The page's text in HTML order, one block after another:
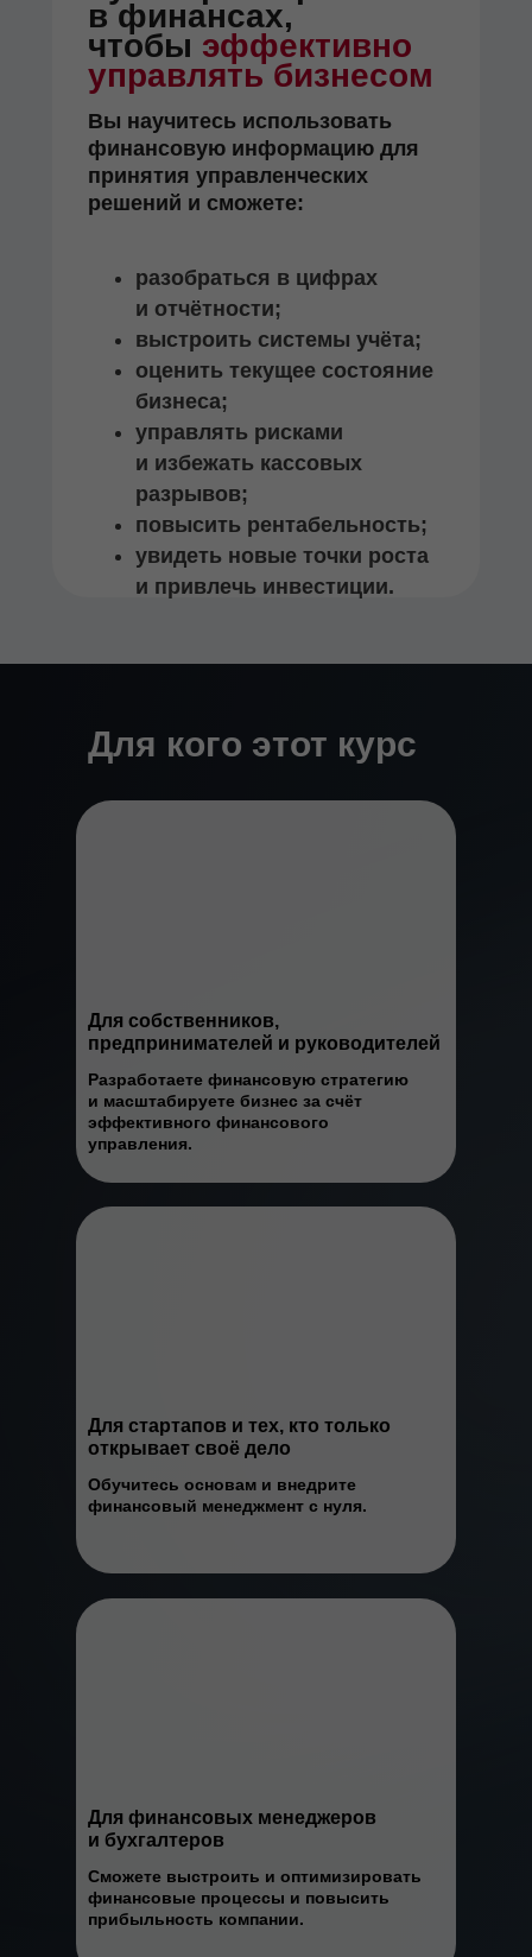
в финансах,
чтобы эффективно
управлять бизнесом
Вы научитесь использовать
финансовую информацию для
принятия управленческих
решений и сможете:
разобраться в цифрах
и отчётности;
выстроить системы учёта;
оценить текущее состояние
бизнеса;
управлять рисками
и избежать кассовых
разрывов;
повысить рентабельность;
увидеть новые точки роста
и привлечь инвестиции.
Для кого этот курс
Для собственников,
предпринимателей и руководителей
Разработаете финансовую стратегию
и масштабируете бизнес за счёт
эффективного финансового
управления.
Обучитесь основам и внедрите
финансовый менеджмент с нуля.
Для стартапов и тех, кто только
открывает своё дело
Для финансовых менеджеров
и бухгалтеров
Сможете выстроить и оптимизировать
финансовые процессы и повысить
прибыльность компании.